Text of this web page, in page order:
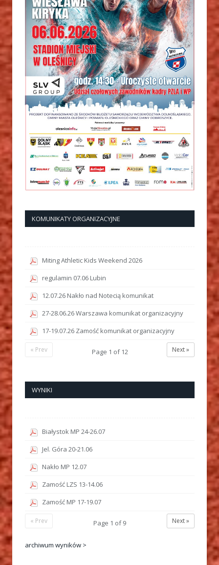
KOMUNIKATY ORGANIZACYJNE
Miting Athletic Kids Weekend 2026
regulamin 07.06 Lubin
12.07.26 Nakło nad Notecią komunikat
27-28.06.26 Warszawa komunikat organizacyjny
17-19.07.26 Zamość komunikat organizacyjny
Next »
Page 1 of12
« Prev
WYNIKI
Białystok MP 24-26.07
Jel. Góra 20-21.06
Nakło MP 12.07
Zamość LZS 13-14.06
Zamość MP 17-19.07
Next »
Page 1 of9
« Prev
archiwum wyników >